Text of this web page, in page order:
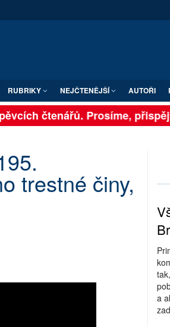
RUBRIKY NEJČTENĚJŠÍ AUTOŘI
čtenářů. Prosíme,
trestné činy,
a